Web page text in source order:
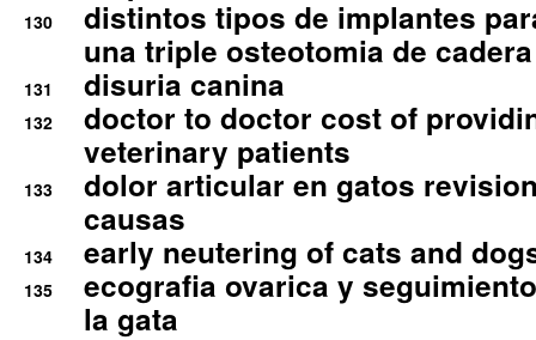
130
distintos tipos de implantes
una triple osteotomia de cadera
131 disuria canina
132
doctor to doctor cost of
veterinary patients
133
dolor articular en gatos
causas
134 early neutering of cats and
135
ecografia ovarica y
la gata